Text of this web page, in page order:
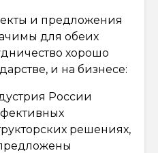
и предложения
для обеих
хорошо
и на бизнесе:
России
решениях,